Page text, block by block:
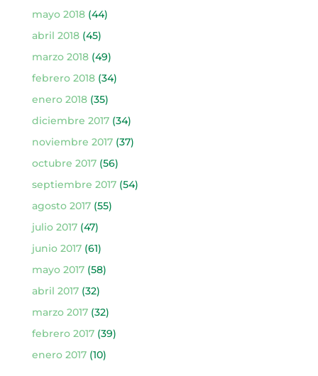
mayo 2018(44)
abril 2018(45)
marzo 2018(49)
febrero 2018(34)
enero 2018(35)
diciembre 2017(34)
noviembre 2017(37)
octubre 2017(56)
septiembre 2017(54)
agosto 2017(55)
julio 2017(47)
junio 2017(61)
mayo 2017(58)
abril 2017(32)
marzo 2017(32)
febrero 2017(39)
enero 2017(10)